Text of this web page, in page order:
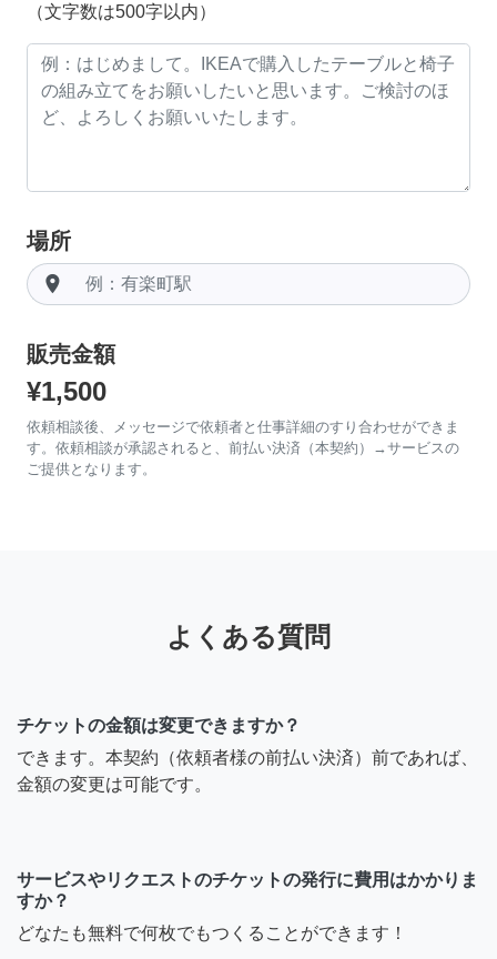
（文字数は500字以内）
場所
room
販売金額
¥1,500
依頼相談後、メッセージで依頼者と仕事詳細のすり合わせができま
す。依頼相談が承認されると、前払い決済（本契約）→サービスの
ご提供となります。
よくある質問
チケットの金額は変更できますか？
できます。本契約（依頼者様の前払い決済）前であれば、
金額の変更は可能です。
サービスやリクエストのチケットの発行に費用はかかりま
すか？
どなたも無料で何枚でもつくることができます！